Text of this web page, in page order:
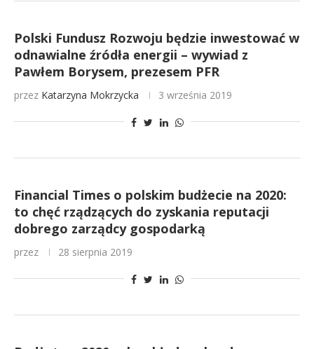
Polski Fundusz Rozwoju będzie inwestować w
odnawialne źródła energii – wywiad z
Pawłem Borysem, prezesem PFR
przez Katarzyna Mokrzycka 3 września 2019
Financial Times o polskim budżecie na 2020:
to chęć rządzących do zyskania reputacji
dobrego zarządcy gospodarką
przez 28 sierpnia 2019